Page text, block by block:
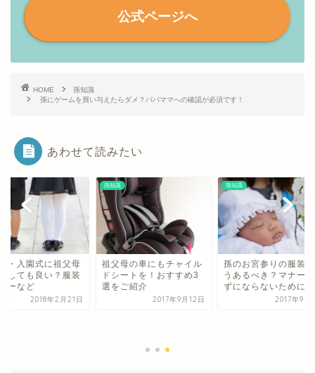
公式ページへ
HOME
孫知識
孫にゲームを買い与えたらダメ？パパママへの確認が必須です！
あわせて読みたい
母の車にもチャイル
ートを！おすすめ3
ご紹介
2017年9月12日
孫知識
孫のお宮参りの服装はど
うあるべき？マナー知ら
ずにならないために
2017年9月17日
孫知識
卒園式・入園式に祖